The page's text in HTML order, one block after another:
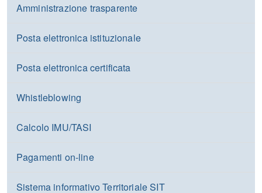
Amministrazione trasparente
Posta elettronica istituzionale
Posta elettronica certificata
Whistleblowing
Calcolo IMU/TASI
Pagamenti on-line
Sistema informativo Territoriale SIT